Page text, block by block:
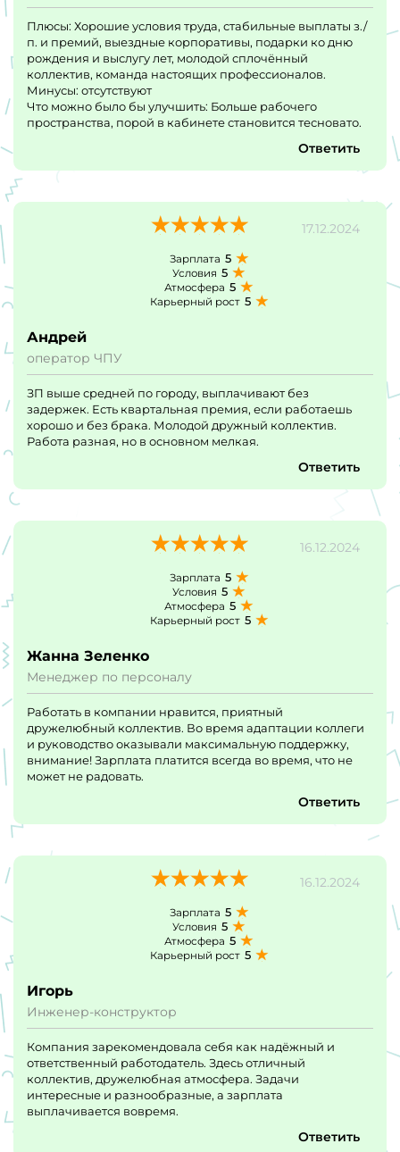
Плюсы: Хорошие условия труда, стабильные выплаты з./
п. и премий, выездные корпоративы, подарки ко дню
рождения и выслугу лет, молодой сплочённый
коллектив, команда настоящих профессионалов.
Минусы: отсутствуют
Что можно было бы улучшить: Больше рабочего
пространства, порой в кабинете становится тесновато.
Ответить
17.12.2024
Зарплата 5
Условия 5
Атмосфера 5
Карьерный рост 5
Андрей
оператор ЧПУ
ЗП выше средней по городу, выплачивают без
задержек. Есть квартальная премия, если работаешь
хорошо и без брака. Молодой дружный коллектив.
Работа разная, но в основном мелкая.
Ответить
16.12.2024
Зарплата 5
Условия 5
Атмосфера 5
Карьерный рост 5
Жанна Зеленко
Менеджер по персоналу
Работать в компании нравится, приятный
дружелюбный коллектив. Во время адаптации коллеги
и руководство оказывали максимальную поддержку,
внимание! Зарплата платится всегда во время, что не
может не радовать.
Ответить
16.12.2024
Зарплата 5
Условия 5
Атмосфера 5
Карьерный рост 5
Игорь
Инженер-конструктор
Компания зарекомендовала себя как надёжный и
ответственный работодатель. Здесь отличный
коллектив, дружелюбная атмосфера. Задачи
интересные и разнообразные, а зарплата
выплачивается вовремя.
Ответить